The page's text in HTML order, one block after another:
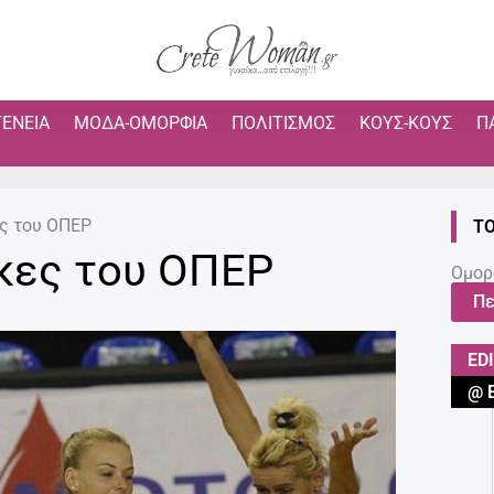
ΜΌΔΑ-ΟΜΟΡΦΙΆ ΠΟΛΙΤΙΣΜΌΣ ΚΟΥΣ-ΚΟΥΣ
του ΟΠΕΡ
του ΟΠΕΡ
@